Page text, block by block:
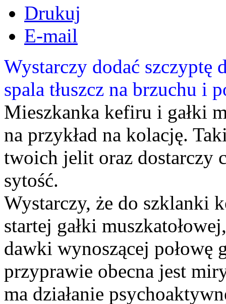
Drukuj
E-mail
Wystarczy dodać szczyptę
spala tłuszcz na brzuchu i
Mieszkanka kefiru i gałki
na przykład na kolację.
twoich jelit oraz dostarczy
sytość.
Wystarczy, że do szklanki
startej gałki
dawki wynoszącej połowę
przyprawie obecna jest
ma działanie